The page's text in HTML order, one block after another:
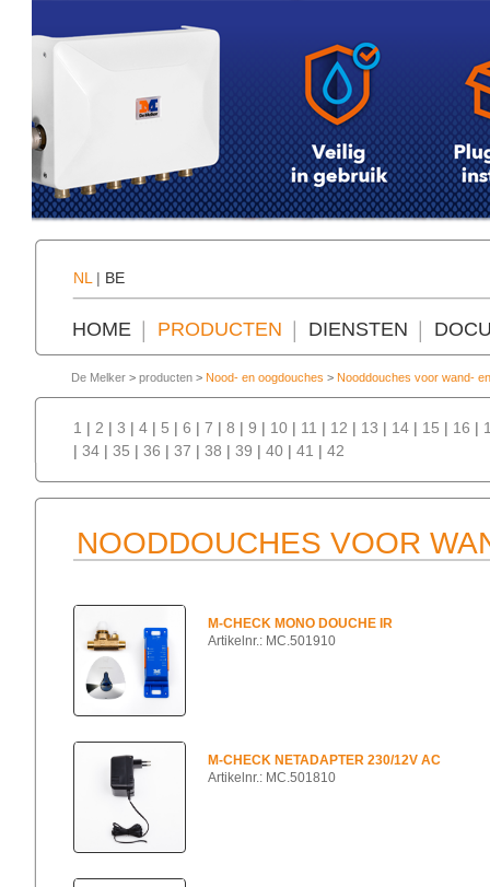
NL | BE
HOME PRODUCTEN DIENSTEN
De Melker > producten > Nood- en oogdouches > Nooddouches voor wand-
1 | 2 | 3 | 4 | 5 | 6 | 7 | 8 | 9 | 10 | 11 | 12 | 13 | 14 | 15 | 16 |
| 34 | 35 | 36 | 37 | 38 | 39 | 40 | 41 | 42
NOODDOUCHES VOOR
M-CHECK MONO DOUCHE IR
Artikelnr.: MC.501910
M-CHECK NETADAPTER 230/12V AC
Artikelnr.: MC.501810